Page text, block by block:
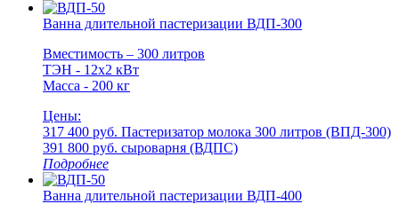
Ванна длительной пастеризации ВДП-300
Вместимость – 300 литров
ТЭН - 12х2 кВт
Масса - 200 кг
Цены:
317 400 руб. Пастеризатор молока 300 литров (ВПД-300)
391 800 руб. cыроварня (ВДПС)
Подробнее
Ванна длительной пастеризации ВДП-400